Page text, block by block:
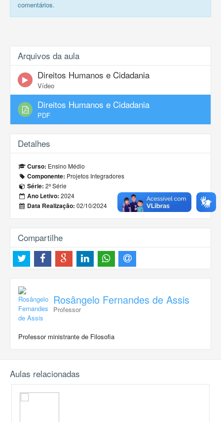
comentários.
Arquivos da aula
Direitos Humanos e Cidadania
Vídeo
Direitos Humanos e Cidadania
PDF
Detalhes
Curso: Ensino Médio
Componente: Projetos Integradores
Série: 2ª Série
Ano Letivo: 2024
Data Realização: 02/10/2024
Compartilhe
Rosângelo Fernandes de Assis
Professor
Professor ministrante de Filosofia
Aulas relacionadas